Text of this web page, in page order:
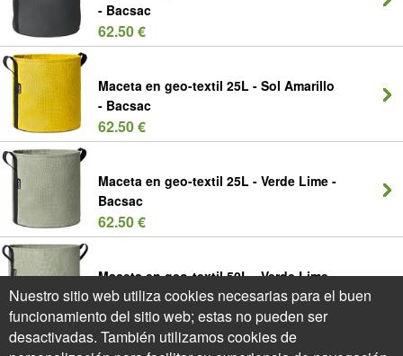
- Bacsac
62.50 €
Maceta en geo-textil 25L - Sol Amarillo
- Bacsac
62.50 €
Maceta en geo-textil 25L - Verde Lime -
Bacsac
62.50 €
Maceta en geo-textil 50L - Verde Lime -
Bacsac
80.00 €
Nuestro sitio web utiliza cookies necesarias para el buen
funcionamiento del sitio web; estas no pueden ser
desactivadas. También utilizamos cookies de